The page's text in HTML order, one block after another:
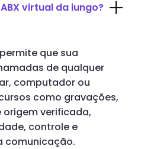
virtual da iungo?
que sua
de qualquer
computador ou
como gravações,
verificada,
controle e
comunicação.